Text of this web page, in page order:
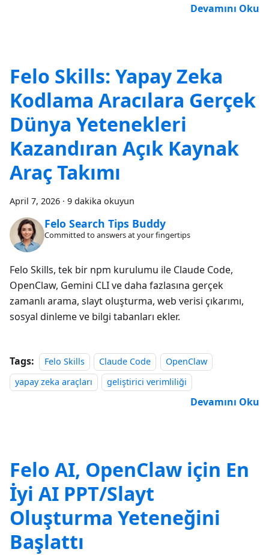
Devamını Oku
Felo Skills: Yapay Zeka
Kodlama Aracılara Gerçek
Dünya Yetenekleri
Kazandıran Açık Kaynak
Araç Takımı
April 7, 2026 · 9 dakika okuyun
Felo Search Tips Buddy
Committed to answers at your fingertips
Felo Skills, tek bir npm kurulumu ile Claude Code,
OpenClaw, Gemini CLI ve daha fazlasına gerçek
zamanlı arama, slayt oluşturma, web verisi çıkarımı,
sosyal dinleme ve bilgi tabanları ekler.
Tags: Felo Skills Claude Code
OpenClaw
yapay zeka araçları
geliştirici verimliliği
Devamını Oku
Felo AI, OpenClaw için En
İyi AI PPT/Slayt
Oluşturma Yeteneğini
Başlattı